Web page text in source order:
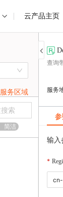
云产品主页
服务区域
简洁
查询
服务
输入